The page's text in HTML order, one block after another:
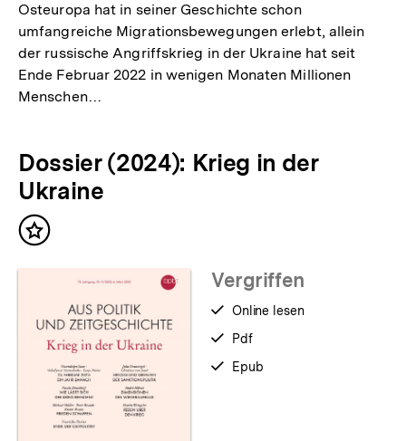
Osteuropa hat in seiner Geschichte schon
umfangreiche Migrationsbewegungen erlebt, allein
der russische Angriffskrieg in der Ukraine hat seit
Ende Februar 2022 in wenigen Monaten Millionen
Menschen…
Dossier (2024): Krieg in der
Ukraine
Inhalt
Vergriffen
verfügbar
Online lesen
verfügbar
Pdf
verfügbar
Epub